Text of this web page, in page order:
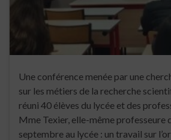
Une conférence menée par une
sur les métiers de la recherche
réuni 40 élèves du lycée et des
Mme Texier, elle-même professeure
septembre au lycée : un travail sur